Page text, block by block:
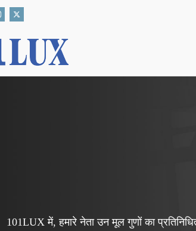
101LUX में, हमारे नेता उन मूल गुणों का